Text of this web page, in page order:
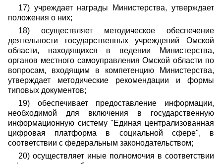
17) учреждает награды Министерства, утверждает
положения о них;
18) осуществляет методическое обеспечение
деятельности государственных учреждений Омской
области, находящихся в ведении Министерства,
органов местного самоуправления Омской области по
вопросам, входящим в компетенцию Министерства,
утверждает методические рекомендации и формы
типовых документов;
19) обеспечивает предоставление информации,
необходимой для включения в государственную
информационную систему "Единая централизованная
цифровая платформа в социальной сфере", в
соответствии с федеральным законодательством;
20) осуществляет иные полномочия в соответствии